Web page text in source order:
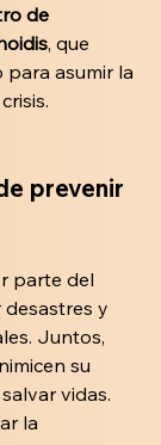
de
, que
asumir la
prevenir
parte del
y
Juntos,
su
vidas.
la